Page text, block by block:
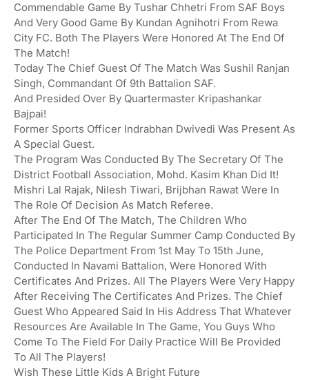
Commendable Game By Tushar Chhetri From SAF Boys
And Very Good Game By Kundan Agnihotri From Rewa
City FC. Both The Players Were Honored At The End Of
The Match!
Today The Chief Guest Of The Match Was Sushil Ranjan
Singh, Commandant Of 9th Battalion SAF.
And Presided Over By Quartermaster Kripashankar
Bajpai!
Former Sports Officer Indrabhan Dwivedi Was Present As
A Special Guest.
The Program Was Conducted By The Secretary Of The
District Football Association, Mohd. Kasim Khan Did It!
Mishri Lal Rajak, Nilesh Tiwari, Brijbhan Rawat Were In
The Role Of Decision As Match Referee.
After The End Of The Match, The Children Who
Participated In The Regular Summer Camp Conducted By
The Police Department From 1st May To 15th June,
Conducted In Navami Battalion, Were Honored With
Certificates And Prizes. All The Players Were Very Happy
After Receiving The Certificates And Prizes. The Chief
Guest Who Appeared Said In His Address That Whatever
Resources Are Available In The Game, You Guys Who
Come To The Field For Daily Practice Will Be Provided
To All The Players!
Wish These Little Kids A Bright Future